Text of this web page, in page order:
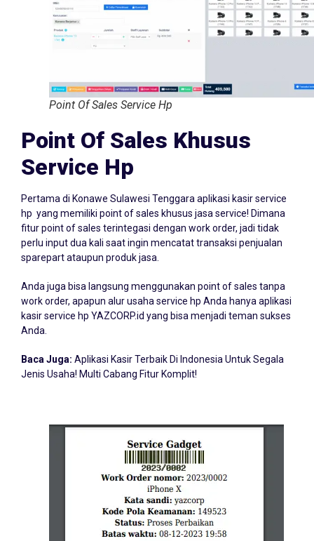
Point Of Sales Service Hp
Point Of Sales Khusus
Service Hp
Pertama di Konawe Sulawesi Tenggara aplikasi kasir service
hp yang memiliki point of sales khusus jasa service! Dimana
fitur point of sales terintegasi dengan work order, jadi tidak
perlu input dua kali saat ingin mencatat transaksi penjualan
Anda juga bisa langsung menggunakan point of sales tanpa
work order, apapun alur usaha service hp Anda hanya aplikasi
kasir service hp YAZCORP.id yang bisa menjadi teman sukses
Baca Juga: Aplikasi Kasir Terbaik Di Indonesia Untuk Segala